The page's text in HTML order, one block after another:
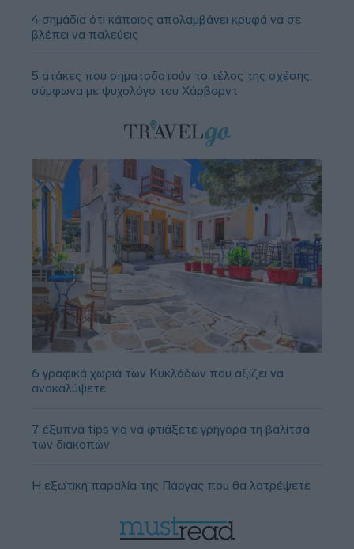
4 σημάδια ότι κάποιος απολαμβάνει κρυφά να σε
βλέπει να παλεύεις
5 ατάκες που σηματοδοτούν το τέλος της σχέσης,
σύμφωνα με ψυχολόγο του Χάρβαρντ
6 γραφικά χωριά των Κυκλάδων που αξίζει να
ανακαλύψετε
7 έξυπνα tips για να φτιάξετε γρήγορα τη βαλίτσα
των διακοπών
Η εξωτική παραλία της Πάργας που θα λατρέψετε